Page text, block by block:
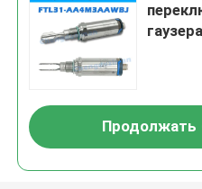
гаузера
Продолжать